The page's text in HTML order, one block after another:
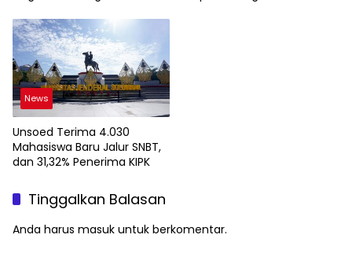
Teknologi Geospasial
News
Unsoed Terima 4.030
Mahasiswa Baru Jalur SNBT,
dan 31,32% Penerima KIPK
Tinggalkan Balasan
Anda harus masuk untuk berkomentar.